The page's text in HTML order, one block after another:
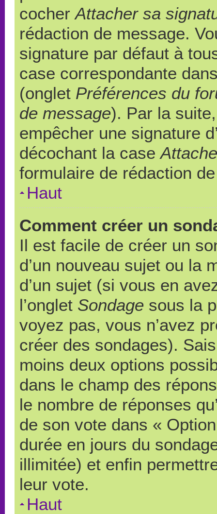
cocherAttacher sa
rédaction de message.
signature par défaut à
case correspondante
(onglet Préférences du
de message). Par la
empêcher une signature
décochant la case
formulaire de rédaction
Haut
Comment créer un
Il est facile de créer un
d’un nouveau sujet ou la
d’un sujet (si vous en
l’onglet Sondage sous la
voyez pas, vous n’avez
créer des sondages).
moins deux options
dans le champ des
le nombre de réponses
de son vote dans «
durée en jours du
illimitée) et enfin
leur vote.
Haut